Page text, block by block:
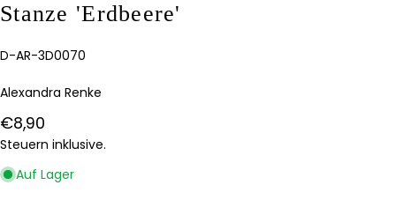
Stanze 'Erdbeere'
Artikelnummer:
D-AR-3D0070
Alexandra Renke
Regulärer
Preis
€8,90
Steuern inklusive.
Auf Lager
Teilen Sie dieses Produkt
Teilen
Stelle eine Frage
Ihr
Name
Deine
Dein